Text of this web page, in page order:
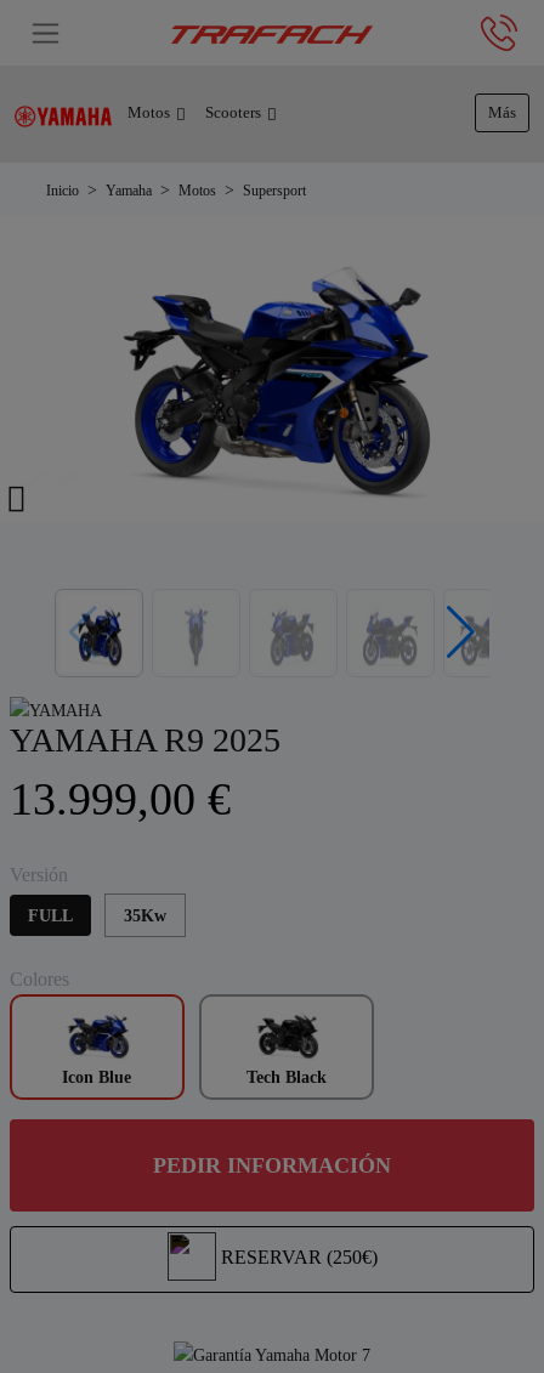
Motos Scooters Más
Inicio Yamaha Motos Supersport
YAMAHA R9 2025
13.999,00 €
Versión
FULL 35Kw
Colores
Icon Blue Tech Black
PEDIR INFORMACIÓN
RESERVAR (250€)